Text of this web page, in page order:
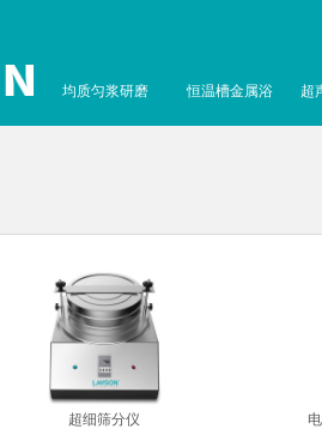
均质匀浆研磨 恒温槽金属浴 超
超细筛分仪